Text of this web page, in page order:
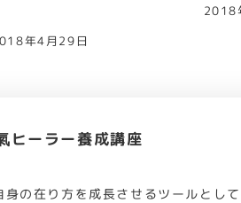
年4月29日
2018
ヒーラー養成講座
身の在り方を成長させるツールとし